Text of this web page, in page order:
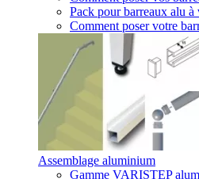
Pack pour barreaux alu à
Comment poser votre
Assemblage aluminium
Gamme VARISTEP